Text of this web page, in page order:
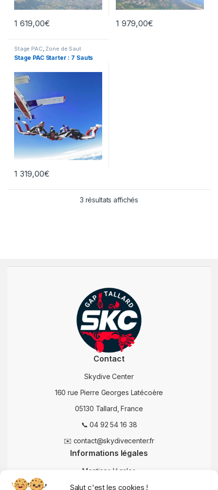
Salut c'est les cookies !
1 619,00€ 1 979,00€
Stage PAC, Zone de Saut
Stage PAC Starter : 7 Sauts
1 319,00€
3 résultats affichés
Contact
Skydive Center
160 rue Pierre Georges Latécoère
05130 Tallard, France
📞 04 92 54 16 38
✉️ contact@skydivecenter.fr
Informations légales
Mentions légales
Conditions Générales de Vente